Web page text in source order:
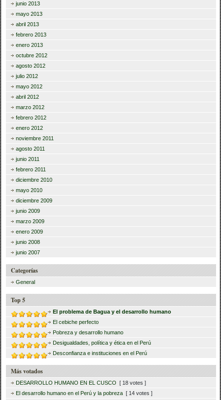
junio 2013
mayo 2013
abril 2013
febrero 2013
enero 2013
octubre 2012
agosto 2012
julio 2012
mayo 2012
abril 2012
marzo 2012
febrero 2012
enero 2012
noviembre 2011
agosto 2011
junio 2011
febrero 2011
diciembre 2010
mayo 2010
diciembre 2009
junio 2009
marzo 2009
enero 2009
junio 2008
junio 2007
Categorías
General
Top 5
El problema de Bagua y el desarrollo humano
El cebiche perfecto
Pobreza y desarrollo humano
Desigualdades, política y ética en el Perú
Desconfianza e instituciones en el Perú
Más votados
DESARROLLO HUMANO EN EL CUSCO
[ 18 votes ]
El desarrollo humano en el Perú y la pobreza [ 14 votes ]